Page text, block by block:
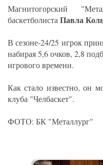
Магнитогорский
баскетболистаПавла
В сезоне-24/25 игрок
набирая 5,6 очков, 2,8
игрового времени.
Как стало известно, он
клуба "Челбаскет".
ФОТО: БК "Металлург"